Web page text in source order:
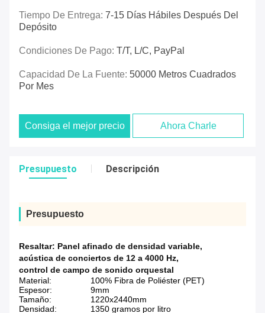
Tiempo De Entrega: 7-15 Días Hábiles Después Del
Depósito
Condiciones De Pago: T/T, L/C, PayPal
Capacidad De La Fuente: 50000 Metros Cuadrados
Por Mes
Consiga el mejor precio Ahora Charle
Presupuesto Descripción
Presupuesto
Resaltar: Panel afinado de densidad variable,
acústica de conciertos de 12 a 4000 Hz,
control de campo de sonido orquestal
Material:
100% Fibra de Poliéster (PET)
Espesor:
9mm
Tamaño:
1220x2440mm
Densidad:
1350 gramos por litro